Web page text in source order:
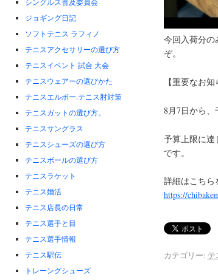
今回入荷分の
ぞ。
【重要なお知
8月7日から、
予算上限に達
です。
詳細はこちら
https://
カテゴリー: テ
ジョギング日記
ソフトテニス ラフィノ
テニスアクセサリーの選び方
テニスイベント 試合 大会
テニスウェアーの選びかた
テニスエルボー.テニス肘対策
テニスガットの選び方。
テニスサングラス
テニスシューズの選び方
テニスボールの選び方
テニスラケット
テニス婚活
テニス店長の日常
テニス選手と目
テニス選手情報
テニス駅伝
トレーングシューズ